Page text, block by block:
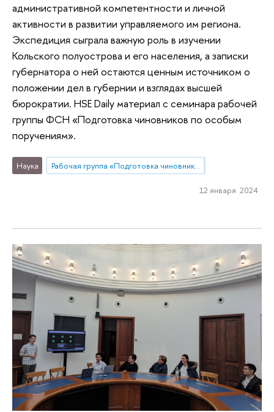
административной компетентности и личной
активности в развитии управляемого им региона.
Экспедиция сыграла важную роль в изучении
Кольского полуострова и его населения, а записки
губернатора о ней остаются ценным источником о
положении дел в губернии и взглядах высшей
бюрократии. HSE Daily материал с семинара рабочей
группы ФСН «Подготовка чиновников по особым
поручениям».
Наука Рабочая группа «Подготовка чиновников по особым поручениям»
12 января 2024